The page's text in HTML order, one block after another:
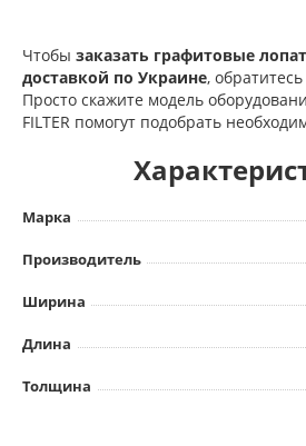
Чтобы заказать графитовые
доставкой по Украине,
Просто скажите модель
FILTER помогут подобрать
Марка
Производитель
Ширина
Длина
Толщина